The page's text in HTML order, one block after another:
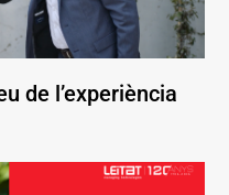
de l’experiència